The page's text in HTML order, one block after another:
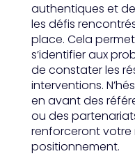
authentiques et
les défis
place. Cela
s’identifier aux
de constater les
interventions.
en avant des
ou des
renforceront
positionnement.